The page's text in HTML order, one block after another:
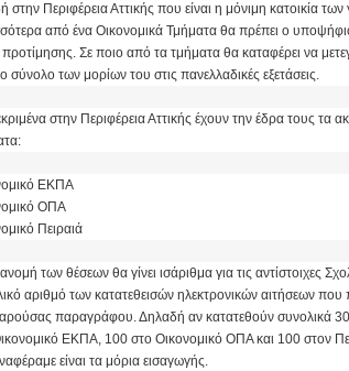
στην Περιφέρεια Αττικής που είναι η μόνιμη κατοικία
από ένα Οικονομικά Τμήματα θα πρέπει ο
προτίμησης. Σε ποιο από τα τμήματα θα καταφέρει να
σύνολο των μορίων του στις πανελλαδικές εξετάσεις.
στην Περιφέρεια Αττικής έχουν την έδρα τους τα
ΕΚΠΑ
ΟΠΑ
Πειραιά
των θέσεων θα γίνει ισάριθμα για τις αντίστοιχες
αριθμό των κατατεθεισών ηλεκτρονικών αιτήσεων
παραγράφου. Δηλαδή αν κατατεθούν συνολικά
ΕΚΠΑ, 100 στο Οικονομικό ΟΠΑ και 100 στον
είναι τα μόρια εισαγωγής.